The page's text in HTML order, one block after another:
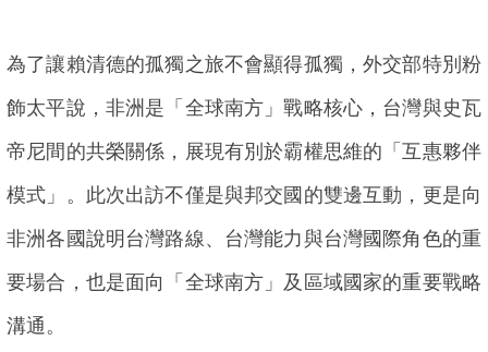
為了讓賴清德的孤獨之旅不會顯得孤獨，外交部特別粉
飾太平說，非洲是「全球南方」戰略核心，台灣與史瓦
帝尼間的共榮關係，展現有別於霸權思維的「互惠夥伴
模式」。此次出訪不僅是與邦交國的雙邊互動，更是向
非洲各國說明台灣路線、台灣能力與台灣國際角色的重
要場合，也是面向「全球南方」及區域國家的重要戰略
溝通。